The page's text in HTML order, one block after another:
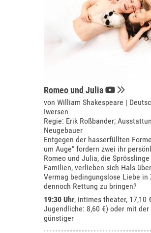
Romeo und Julia
von William Shakespeare |
Iwersen
Regie: Erik Roßbander;
Neugebauer
Entgegen der hasserfüllten
um Auge“ fordern zwei ihr
Romeo und Julia, die
Familien, verlieben sich Hals
Vermag bedingungslose Liebe in
dennoch Rettung zu bringen?
19:30 Uhr, intimes theater, 17,10
Jugendliche: 8,60 €) oder mit der
günstiger